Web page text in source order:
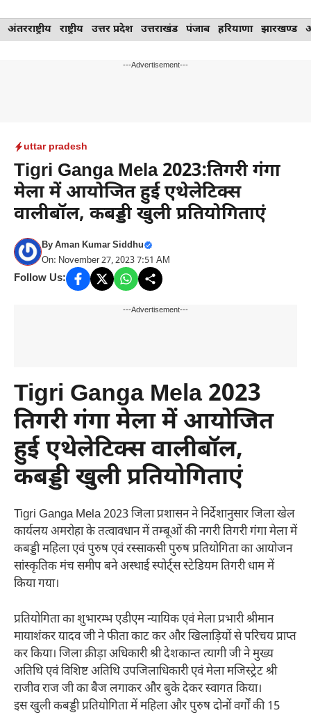
Skip
to
अंतरराष्ट्रीय राष्ट्रीय उत्तर प्रदेश उत्तराखंड पंजाब हरियाणा झारखण्ड
---Advertisement---
uttar pradesh
Tigri Ganga Mela 2023:तिगरी गंगा
मेला में आयोजित हुई एथेलेटिक्स
वालीबॉल, कबड्डी खुली प्रतियोगिताएं
ByAman Kumar Siddhu
On: November 27, 2023 7:51 AM
Follow Us:
---Advertisement---
Tigri Ganga Mela 2023
तिगरी गंगा मेला में आयोजित
हुई एथेलेटिक्स वालीबॉल,
कबड्डी खुली प्रतियोगिताएं
Tigri Ganga Mela 2023 जिला प्रशासन ने निर्देशानुसार जिला खेल
कार्यलय अमरोहा के तत्वावधान में तम्बूओं की नगरी तिगरी गंगा मेला में
कबड्डी महिला एवं पुरुष एवं रस्साकसी पुरुष प्रतियोगिता का आयोजन
सांस्कृतिक मंच समीप बने अस्थाई स्पोर्ट्स स्टेडियम तिगरी धाम में
किया गया।
प्रतियोगिता का शुभारम्भ एडीएम न्यायिक एवं मेला प्रभारी श्रीमान
मायाशंकर यादव जी ने फीता काट कर और खिलाड़ियों से परिचय प्राप्त
कर किया। जिला क्रीड़ा अधिकारी श्री देशकान्त त्यागी जी ने मुख्य
अतिथि एवं विशिष्ट अतिथि उपजिलाधिकारी एवं मेला मजिस्ट्रेट श्री
राजीव राज जी का बैज लगाकर और बुके देकर स्वागत किया।
इस खुली कबड्डी प्रतियोगिता में महिला और पुरुष दोनों वर्गों की 15